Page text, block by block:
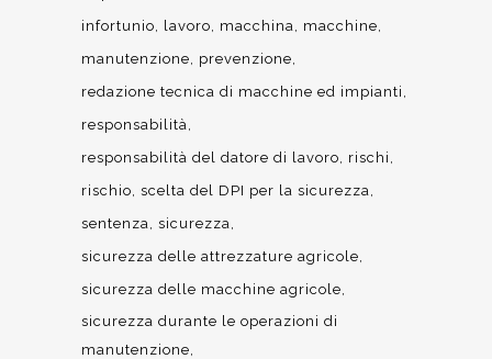
infortunio
lavoro macchina
macchine
manutenzione
prevenzione
redazione tecnica di macchine ed impianti
responsabilità
responsabilità del datore di lavoro
rischi
rischio scelta del DPI per la sicurezza
sentenza sicurezza
sicurezza delle attrezzature agricole
sicurezza delle macchine agricole
sicurezza durante le operazioni di
manutenzione